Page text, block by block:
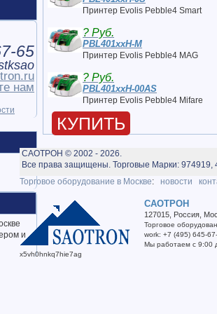
65
нам
и
Принтер Evolis Pebble4 Smart
? Руб.
PBL401xxH-M
Принтер Evolis Pebble4 MAG
? Руб.
PBL401xxH-00AS
Принтер Evolis Pebble4 Mifare
КУПИТЬ
САОТРОН © 2002 - 2026.
Все права защищены. Торговые Марки: 974919,
Торговое оборудование в Москве: новости
САОТРОН
127015 Россия
Торговое
work: +7 (495) 645-
Мы работаем с 9:00
x5vh0hnkq7hie7ag